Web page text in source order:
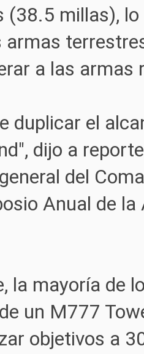
(38.5 millas),
armas
a las armas
duplicar el
dijo a
del
Anual de
la mayoría de
un M777
objetivos a